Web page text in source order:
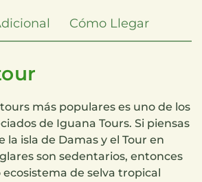
Cómo Llegar
más populares es uno de los
de Iguana Tours. Si piensas
la isla de Damas y el Tour en
son sedentarios, entonces
de selva tropical